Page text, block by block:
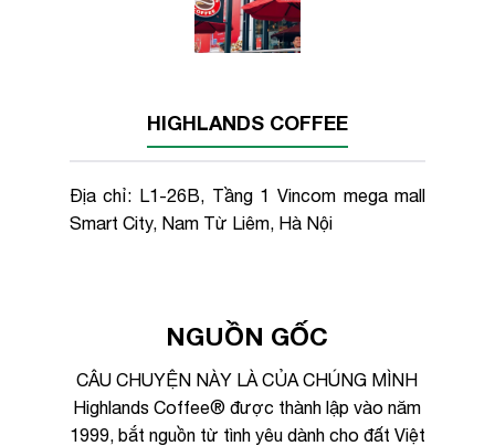
HIGHLANDS COFFEE
Địa chỉ: L1-26B, Tầng 1 Vincom mega mall
Smart City, Nam Từ Liêm, Hà Nội
NGUỒN GỐC
CÂU CHUYỆN NÀY LÀ CỦA CHÚNG MÌNH
Highlands Coffee® được thành lập vào năm
1999, bắt nguồn từ tình yêu dành cho đất Việt
Số điện thoại
Chi tiết nhu cầu